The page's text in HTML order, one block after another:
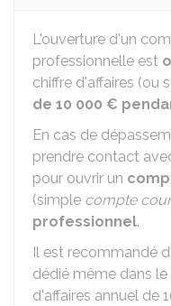
L'ouverture d'un
professionnelle est
chiffre d'affaires (ou
de 10 000 €
En cas de
prendre contact
pour ouvrir un
(simple compte
professionnel.
Il est recommandé
dédié même dans
d'affaires annuel de